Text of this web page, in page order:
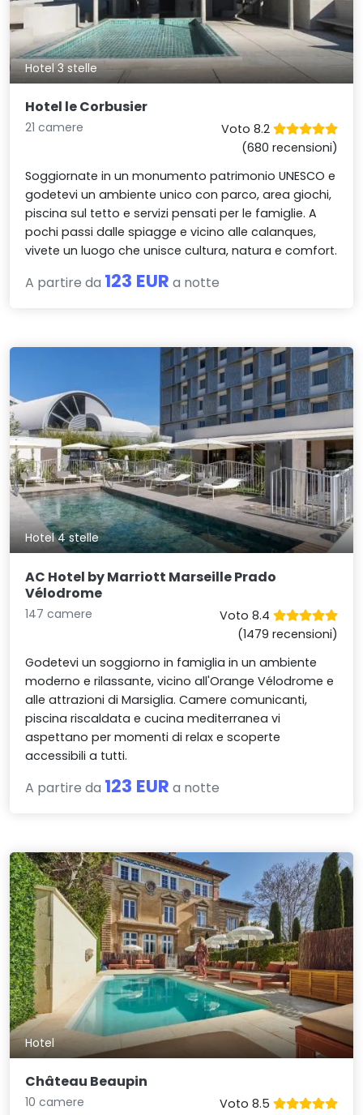
Hotel 3 stelle
Hotel le Corbusier
21 camere
Voto 8.2
(680 recensioni)
Soggiornate in un monumento patrimonio UNESCO e
godetevi un ambiente unico con parco, area giochi,
piscina sul tetto e servizi pensati per le famiglie. A
pochi passi dalle spiagge e vicino alle calanques,
vivete un luogo che unisce cultura, natura e comfort.
A partire da 123 EUR a notte
Hotel 4 stelle
AC Hotel by Marriott Marseille Prado
Vélodrome
147 camere
Voto 8.4
(1479 recensioni)
Godetevi un soggiorno in famiglia in un ambiente
moderno e rilassante, vicino all'Orange Vélodrome e
alle attrazioni di Marsiglia. Camere comunicanti,
piscina riscaldata e cucina mediterranea vi
aspettano per momenti di relax e scoperte
accessibili a tutti.
A partire da 123 EUR a notte
Hotel
Château Beaupin
10 camere
Voto 8.5